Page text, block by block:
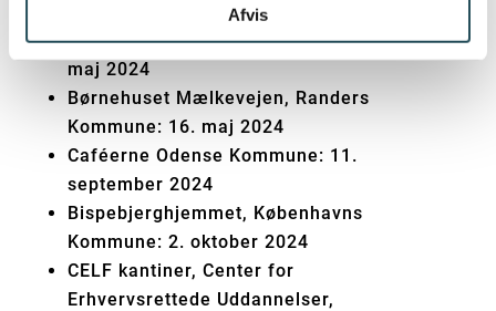
Afvis
Hospital: 17. april 2024
Rådhuskantinen, Hjørring Kommune: 2.
maj 2024
Børnehuset Mælkevejen, Randers
Kommune: 16. maj 2024
Caféerne Odense Kommune: 11.
september 2024
Bispebjerghjemmet, Københavns
Kommune: 2. oktober 2024
CELF kantiner, Center for
Erhvervsrettede Uddannelser,